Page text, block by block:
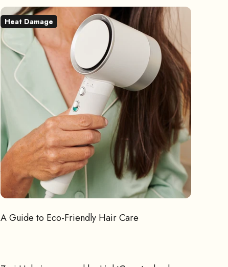
Heat Damage
A Guide to Eco-Friendly Hair Care